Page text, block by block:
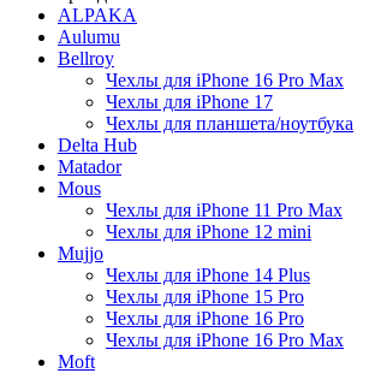
ALPAKA
Aulumu
Bellroy
Чехлы для iPhone 16 Pro Max
Чехлы для iPhone 17
Чехлы для планшета/ноутбука
Delta Hub
Matador
Mous
Чехлы для iPhone 11 Pro Max
Чехлы для iPhone 12 mini
Mujjo
Чехлы для iPhone 14 Plus
Чехлы для iPhone 15 Pro
Чехлы для iPhone 16 Pro
Чехлы для iPhone 16 Pro Max
Moft